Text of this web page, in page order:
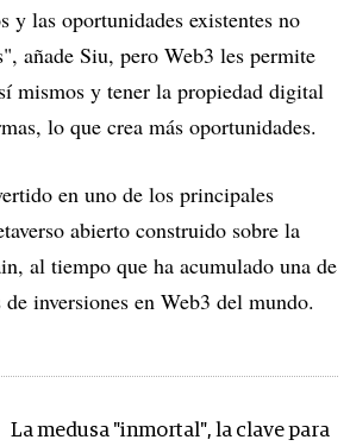
y las oportunidades existentes no
añade Siu, pero Web3 les permite
mismos y tener la propiedad digital
lo que crea más oportunidades.
en uno de los principales
abierto construido sobre la
al tiempo que ha acumulado una de
de inversiones en Web3 del mundo.
La medusa "inmortal", la clave para